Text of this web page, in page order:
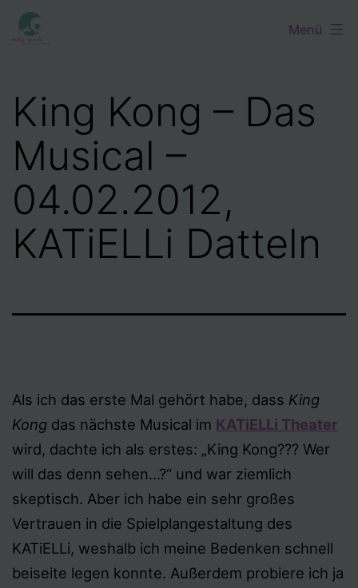
Zum
Inhalt
Menü
King Kong – Das
Musical –
04.02.2012,
KATiELLi Datteln
Als ich das erste Mal gehört habe, dass King
Kong das nächste Musical im KATiELLi Theater
wird, dachte ich als erstes: „King Kong??? Wer
will das denn sehen…?“ und war ziemlich
skeptisch. Aber ich habe ein sehr großes
Vertrauen in die Spielplangestaltung des
KATiELLi, weshalb ich meine Bedenken schnell
beiseite legen konnte. Außerdem probiere ich ja